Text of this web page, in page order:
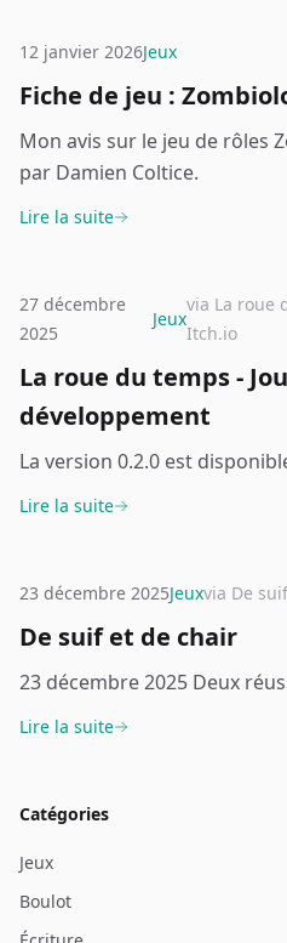
12 janvier 2026Jeux
Fiche de jeu :
Mon avis sur le jeu de rôles
par Damien Coltice.
Lire la suite
27 décembre
2025
Jeux
via La roue
Itch.io
La roue du temps -
développement
La version 0.2.0 est
Lire la suite
23 décembre 2025Jeuxvia De
De suif et de chair
23 décembre 2025 Deux
Lire la suite
Catégories
Jeux
Boulot